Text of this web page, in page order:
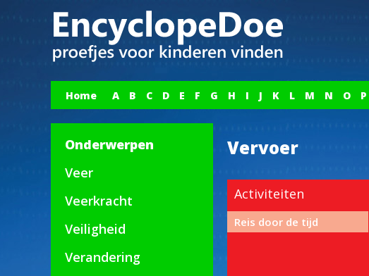
Home A B C D E F G H I J K L M N O P
Onderwerpen
Veer
Veerkracht
Veiligheid
Verandering
Vervoer
Activiteiten
Reis door de tijd